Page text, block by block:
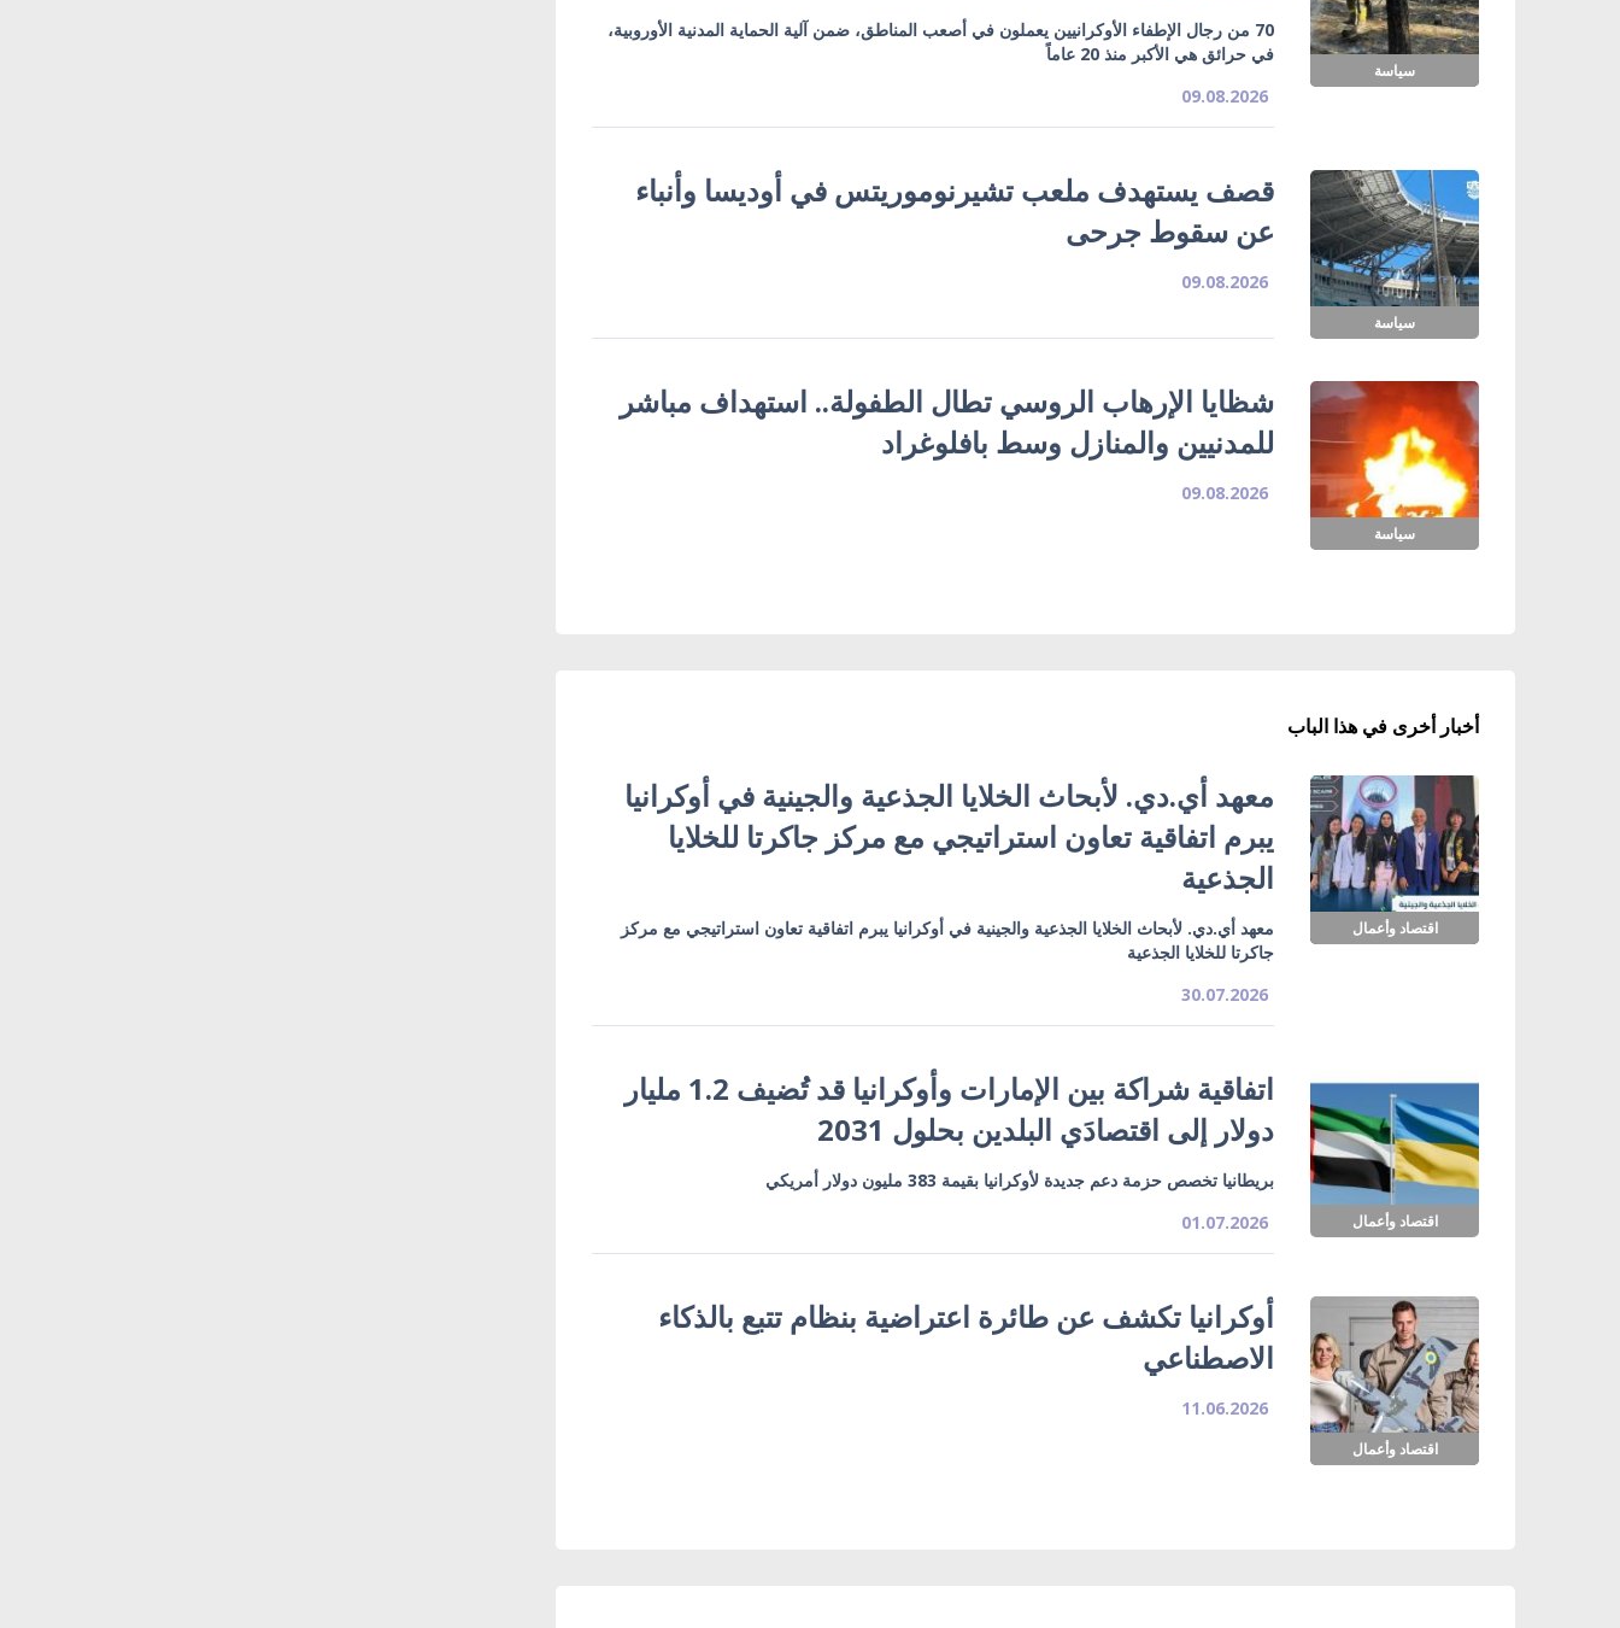
سياسة
70 من رجال الإطفاء الأوكرانيين يعملون في أصعب المناطق، ضمن آلية الحماية المدنية الأوروبية،
في حرائق هي الأكبر منذ 20 عاماً
09.08.2026
سياسة
قصف يستهدف ملعب تشيرنوموريتس في أوديسا وأنباء
عن سقوط جرحى
09.08.2026
سياسة
شظايا الإرهاب الروسي تطال الطفولة.. استهداف مباشر
للمدنيين والمنازل وسط بافلوغراد
09.08.2026
أخبار أخرى في هذا الباب
اقتصاد وأعمال
معهد أي.دي. لأبحاث الخلايا الجذعية والجينية في أوكرانيا
يبرم اتفاقية تعاون استراتيجي مع مركز جاكرتا للخلايا
الجذعية
معهد أي.دي. لأبحاث الخلايا الجذعية والجينية في أوكرانيا يبرم اتفاقية تعاون استراتيجي مع مركز
جاكرتا للخلايا الجذعية
30.07.2026
اقتصاد وأعمال
اتفاقية شراكة بين الإمارات وأوكرانيا قد تُضيف 1.2 مليار
دولار إلى اقتصادَي البلدين بحلول 2031
بريطانيا تخصص حزمة دعم جديدة لأوكرانيا بقيمة 383 مليون دولار أمريكي
01.07.2026
اقتصاد وأعمال
أوكرانيا تكشف عن طائرة اعتراضية بنظام تتبع بالذكاء
الاصطناعي
11.06.2026